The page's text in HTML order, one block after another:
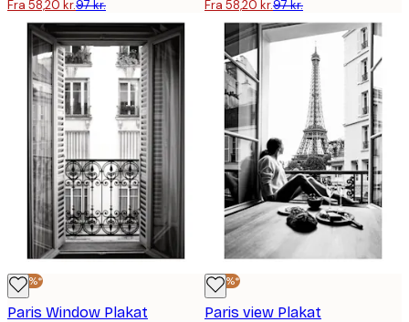
Fra 58,20 kr.97 kr. Fra 58,20 kr.97 kr.
-40%*
Paris Window Plakat
-40%*
Paris view Plakat